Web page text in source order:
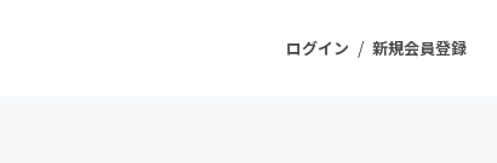
ログイン / 新規会員登録